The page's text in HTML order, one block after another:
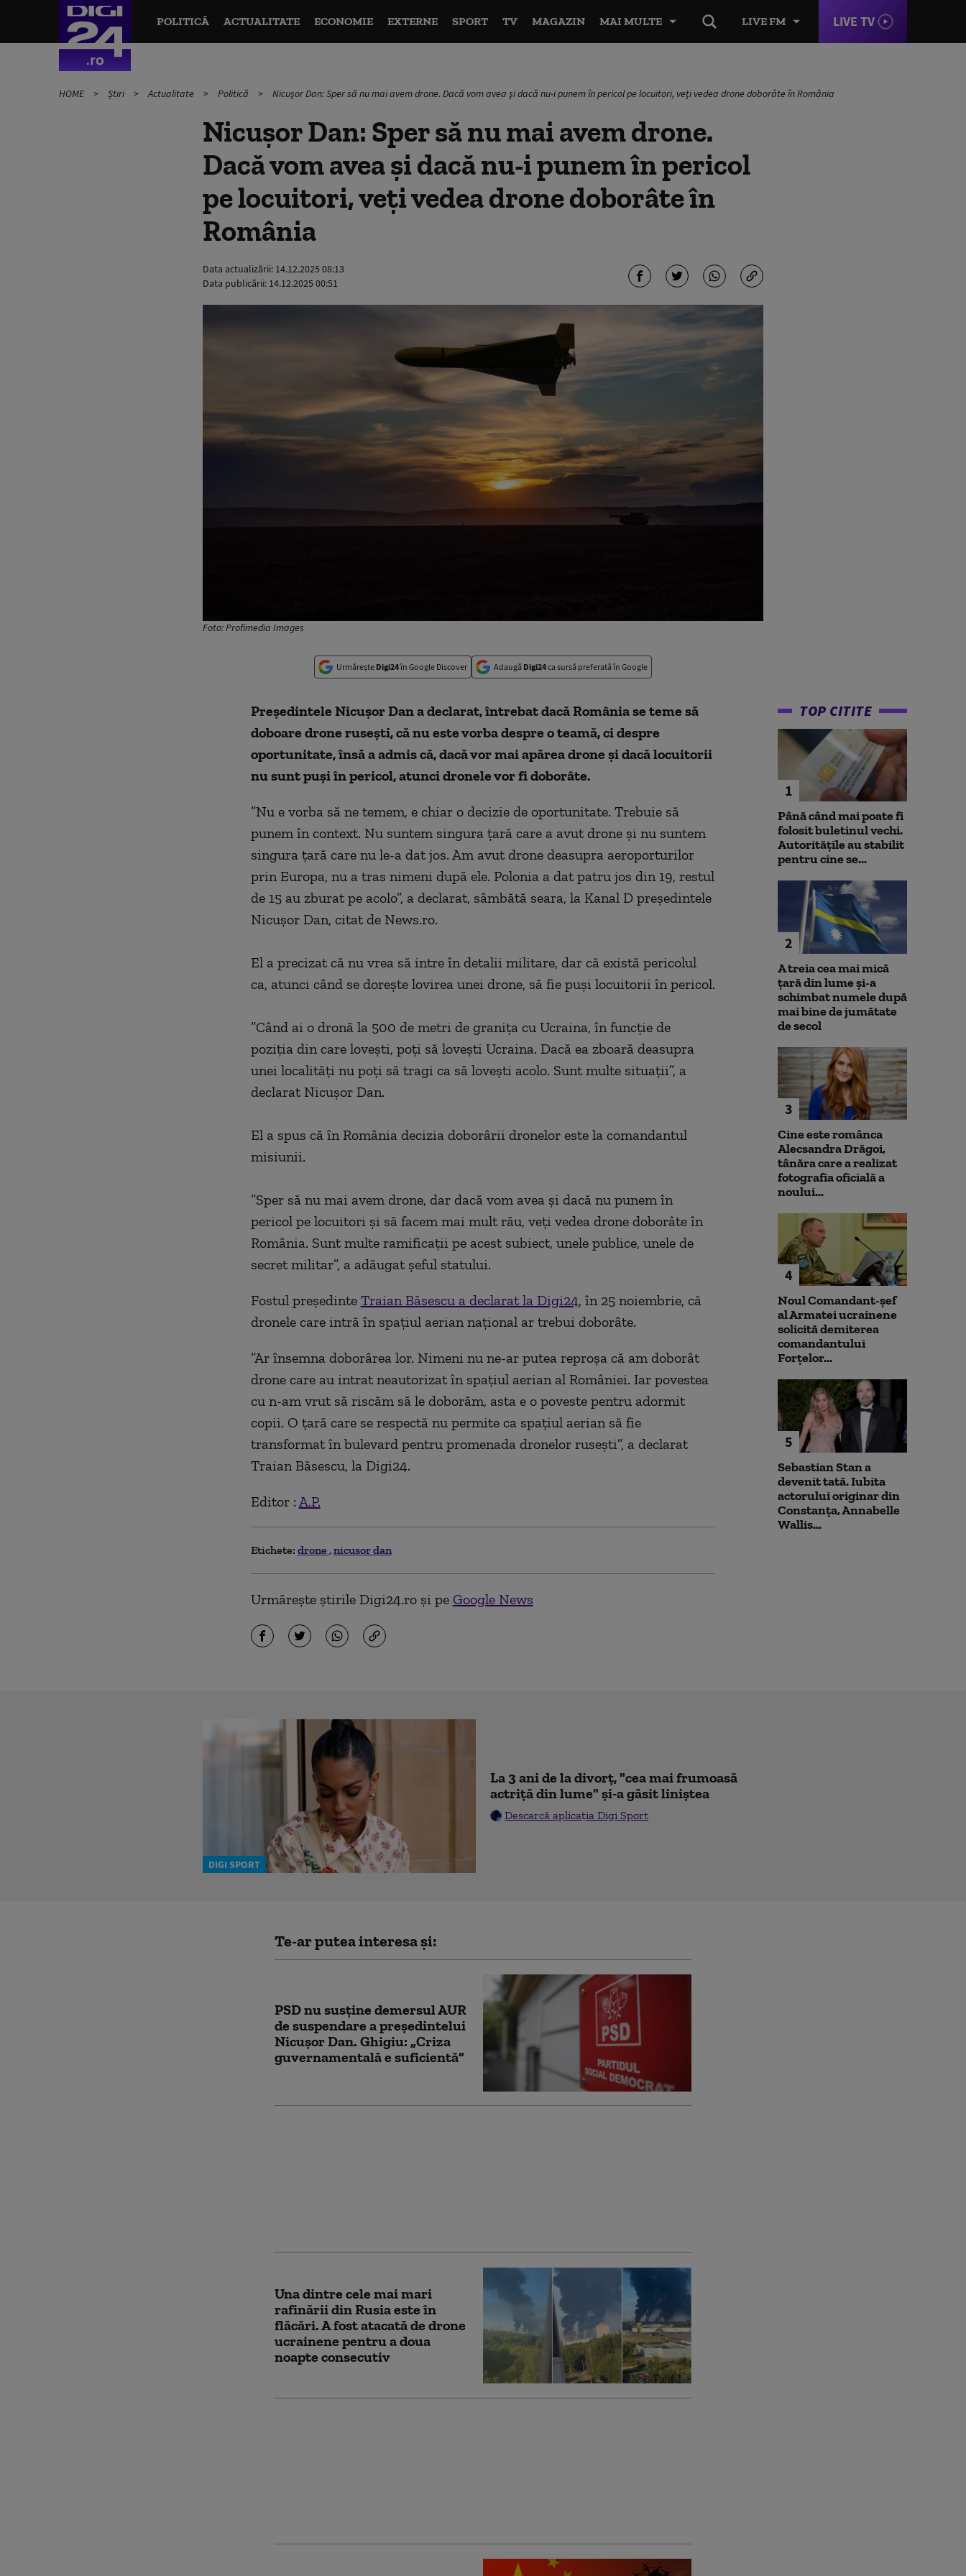
LIVE FM LIVE TV
POLITICĂ ACTUALITATE ECONOMIE EXTERNE SPORT TV MAGAZIN MAI MULTE
HOME Știri Actualitate Politică Nicuşor Dan: Sper să nu mai avem drone. Dacă vom avea şi dacă nu-i punem în pericol pe locuitori, veţi vedea drone doborâte în România
Nicuşor Dan: Sper să nu mai avem drone.
Dacă vom avea şi dacă nu-i punem în pericol
pe locuitori, veţi vedea drone doborâte în
România
Data actualizării: 14.12.2025 08:13
Data publicării: 14.12.2025 00:51
Foto: Profimedia Images
Urmărește Digi24în Google Discover Adaugă Digi24ca sursă preferată în Google
Preşedintele Nicuşor Dan a declarat, întrebat dacă România se teme să
doboare drone ruseşti, că nu este vorba despre o teamă, ci despre
oportunitate, însă a admis că, dacă vor mai apărea drone şi dacă locuitorii
nu sunt puşi în pericol, atunci dronele vor fi doborâte.
”Nu e vorba să ne temem, e chiar o decizie de oportunitate. Trebuie să
punem în context. Nu suntem singura ţară care a avut drone şi nu suntem
singura ţară care nu le-a dat jos. Am avut drone deasupra aeroporturilor
prin Europa, nu a tras nimeni după ele. Polonia a dat patru jos din 19, restul
de 15 au zburat pe acolo”, a declarat, sâmbătă seara, la Kanal D preşedintele
Nicuşor Dan, citat de News.ro.
El a precizat că nu vrea să intre în detalii militare, dar că există pericolul
ca, atunci când se doreşte lovirea unei drone, să fie puşi locuitorii în pericol.
”Când ai o dronă la 500 de metri de graniţa cu Ucraina, în funcţie de
poziţia din care loveşti, poţi să loveşti Ucraina. Dacă ea zboară deasupra
unei localităţi nu poţi să tragi ca să loveşti acolo. Sunt multe situaţii”, a
declarat Nicuşor Dan.
El a spus că în România decizia doborârii dronelor este la comandantul
misiunii.
”Sper să nu mai avem drone, dar dacă vom avea şi dacă nu punem în
pericol pe locuitori şi să facem mai mult rău, veţi vedea drone doborâte în
România. Sunt multe ramificaţii pe acest subiect, unele publice, unele de
secret militar”, a adăugat şeful statului.
Fostul preşedinte Traian Băsescu a declarat la Digi24, în 25 noiembrie, că
dronele care intră în spaţiul aerian naţional ar trebui doborâte.
”Ar însemna doborârea lor. Nimeni nu ne-ar putea reproşa că am doborât
drone care au intrat neautorizat în spaţiul aerian al României. Iar povestea
cu n-am vrut să riscăm să le doborăm, asta e o poveste pentru adormit
copii. O ţară care se respectă nu permite ca spaţiul aerian să fie
transformat în bulevard pentru promenada dronelor ruseşti”, a declarat
Traian Băsescu, la Digi24.
Editor : A.P.
Etichete: drone nicusor dan
Urmărește știrile Digi24.ro și pe Google News
TOP CITITE
1
Până când mai poate fi
folosit buletinul vechi.
Autoritățile au stabilit
pentru cine se...
2
A treia cea mai mică
țară din lume și-a
schimbat numele după
mai bine de jumătate
de secol
3
Cine este românca
Alecsandra Drăgoi,
tânăra care a realizat
fotografia oficială a
noului...
4
Noul Comandant-șef
al Armatei ucrainene
solicită demiterea
comandantului
Forțelor...
5
Sebastian Stan a
devenit tată. Iubita
actorului originar din
Constanța, Annabelle
Wallis...
DIGI SPORT
La 3 ani de la divorț, "cea mai frumoasă
actriță din lume" și-a găsit liniștea
Descarcă aplicația Digi Sport
Te-ar putea interesa și:
PSD nu susține demersul AUR
de suspendare a președintelui
Nicușor Dan. Ghigiu: „Criza
guvernamentală e suficientă”
Una dintre cele mai mari
rafinării din Rusia este în
flăcări. A fost atacată de drone
ucrainene pentru a doua
noapte consecutiv